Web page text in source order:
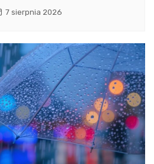
7 sierpnia 2026